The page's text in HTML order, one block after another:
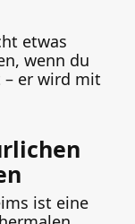
etwas
wenn du
– er wird mit
ist eine